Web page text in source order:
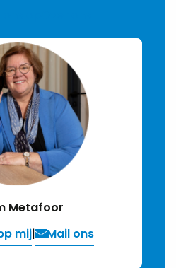
Metafoor
mij| Mail ons